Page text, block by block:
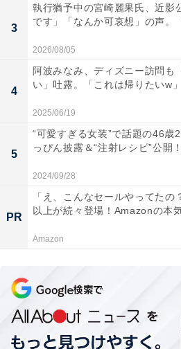
3
執行猶予中の宮崎麗果氏、近影
です」「なんか可哀想」の声。
2026/08/05
4
阿波みなみ、ディズニー訪問も
い」吐露。「これは帰りたいw
2025/06/19
5
“可愛すぎる女装”で話題の46歳
っぴん披露＆“注射レシピ”公開
2024/09/28
PR
「え、こんなセールやってたの
以上が続々登場！Amazonの本
Amazon